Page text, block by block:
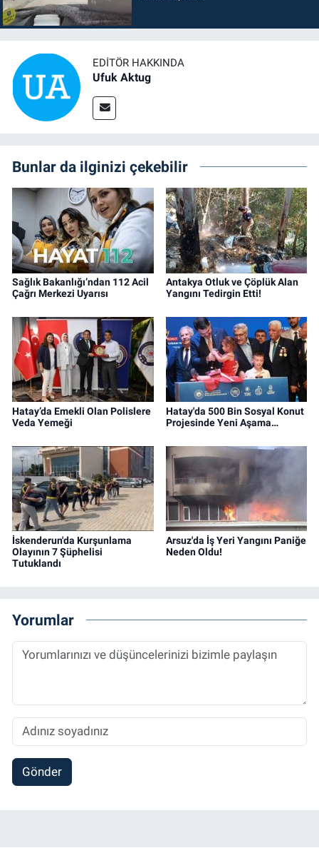
EDITÖR HAKKINDA
Ufuk Aktug
Bunlar da ilginizi çekebilir
Sağlık Bakanlığı’ndan 112 Acil
Çağrı Merkezi Uyarısı
Antakya Otluk ve Çöplük Alan
Yangını Tedirgin Etti!
Hatay’da Emekli Olan Polislere
Veda Yemeği
Hatay'da 500 Bin Sosyal Konut
Projesinde Yeni Aşama…
İskenderun'da Kurşunlama
Olayının 7 Şüphelisi
Tutuklandı
Arsuz'da İş Yeri Yangını Paniğe
Neden Oldu!
Yorumlar
Gönder